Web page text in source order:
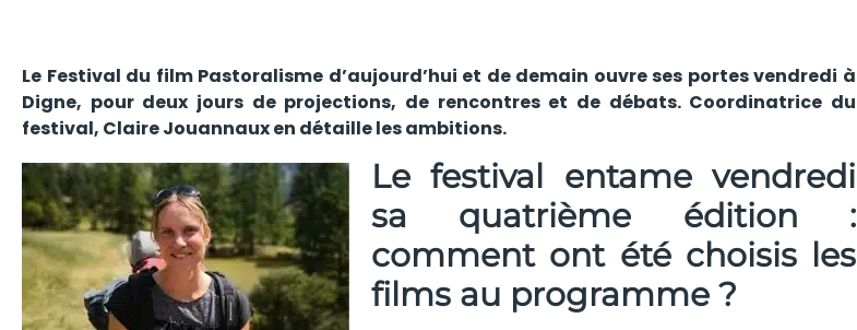
Le Festival du film Pastoralisme d’aujourd’hui et de demain ouvre ses portes vendredi à
Digne, pour deux jours de projections, de rencontres et de débats. Coordinatrice du
festival, Claire Jouannaux en détaille les ambitions.
Le festival entame vendredi
sa quatrième édition :
comment ont été choisis les
films au programme ?